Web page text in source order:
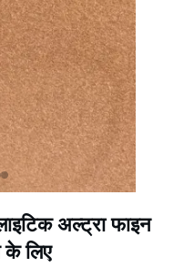
अल्ट्रा फाइन
के लिए